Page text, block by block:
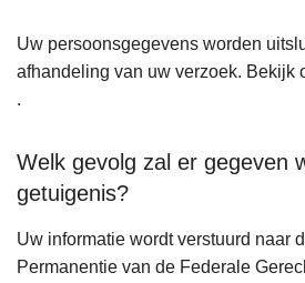
Uw persoonsgegevens worden
afhandeling van uw verzoek. Bekijk
.
Welk gevolg zal er gegeven
getuigenis?
Uw informatie wordt verstuurd naar
Permanentie van de Federale